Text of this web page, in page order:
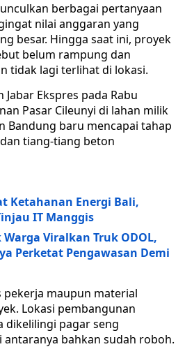
berbagai pertanyaan
nilai anggaran yang
besar. Hingga saat ini, proyek
belum rampung dan
tidak lagi terlihat di lokasi.
Ekspres pada Rabu
Pasar Cileunyi di lahan milik
Bandung baru mencapai tahap
tiang-tiang beton
Ketahanan Energi Bali,
IT Manggis
Warga Viralkan Truk ODOL,
Perketat Pengawasan Demi
maupun material
Lokasi pembangunan
dikelilingi pagar seng
antaranya bahkan sudah roboh.